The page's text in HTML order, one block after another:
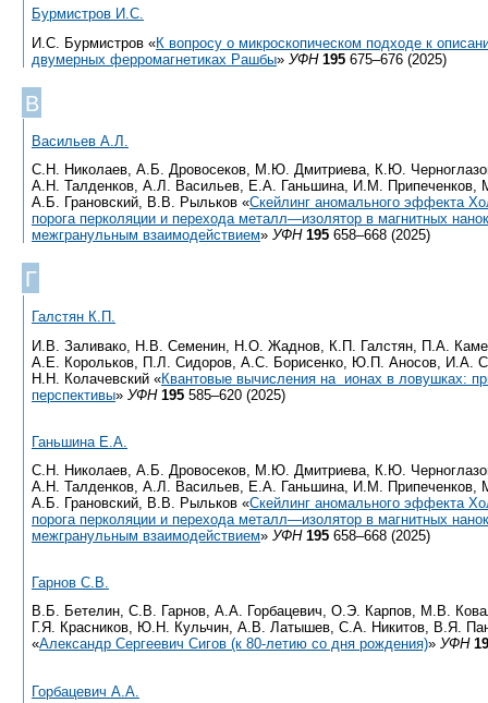
Бурмистров И.С.
И.С. Бурмистров «К вопросу о микроскопическом подходе к
двумерных ферромагнетиках Рашбы» УФН 195 675–676 (2025)
В
Васильев А.Л.
С.Н. Николаев, А.Б. Дровосеков, М.Ю. Дмитриева, К.Ю.
А.Н. Талденков, А.Л. Васильев, Е.А. Ганьшина, И.М. Припеченков,
А.Б. Грановский, В.В. Рыльков «Cкейлинг аномального эффекта
порога перколяции и перехода металл—изолятор в магнитных
межгранульным взаимодействием» УФН 195 658–668 (2025)
Г
Галстян К.П.
И.В. Заливако, Н.В. Семенин, Н.О. Жаднов, К.П. Галстян, П.А.
А.Е. Корольков, П.Л. Сидоров, А.С. Борисенко, Ю.П. Аносов, И.А.
Н.Н. Колачевский «Квантовые вычисления на ионах в ловушках:
перспективы» УФН 195 585–620 (2025)
Ганьшина Е.А.
С.Н. Николаев, А.Б. Дровосеков, М.Ю. Дмитриева, К.Ю.
А.Н. Талденков, А.Л. Васильев, Е.А. Ганьшина, И.М. Припеченков,
А.Б. Грановский, В.В. Рыльков «Cкейлинг аномального эффекта
порога перколяции и перехода металл—изолятор в магнитных
межгранульным взаимодействием» УФН 195 658–668 (2025)
Гарнов С.В.
В.Б. Бетелин, С.В. Гарнов, А.А. Горбацевич, О.Э. Карпов, М.В.
Г.Я. Красников, Ю.Н. Кульчин, А.В. Латышев, С.А. Никитов, В.Я.
«Александр Сергеевич Сигов (к 80-летию со дня рождения)» УФН
Горбацевич А.А.